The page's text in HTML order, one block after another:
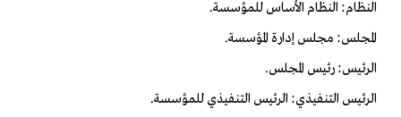
النظام: النظام الأساس للمؤسسة.
المجلس: مجلس إدارة المؤسسة.
الرئيس: رئيس المجلس.
الرئيس التنفيذي: الرئيس التنفيذي للمؤسسة.